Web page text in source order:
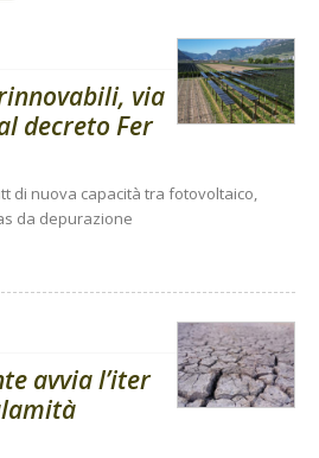
via
decreto Fer
di nuova capacità tra fotovoltaico,
da depurazione
avvia l’iter